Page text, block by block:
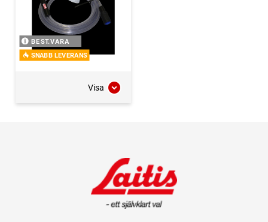
BEST.VARA
SNABB LEVERANS
Visa